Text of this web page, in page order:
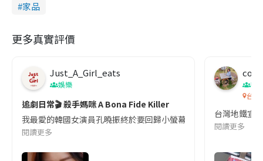
家品
更多真實評價
Just_A_Girl_eats
娛樂
追劇日常🎬 殺手媽咪 A Bona Fide Killer
我最愛的韓國女演員孔曉振終於要回歸小螢幕啦!這次的劇本改編
閱讀更多
co
吹
台灣
台灣地鐵宣
閱讀更多